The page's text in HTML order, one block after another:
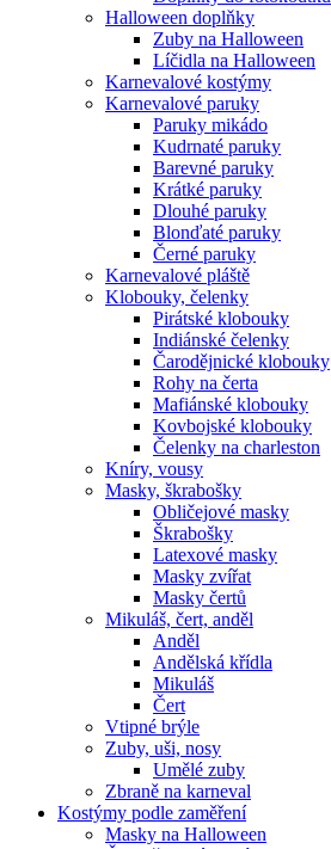
Halloween doplňky
Zuby na Halloween
Líčidla na Halloween
Karnevalové kostýmy
Karnevalové paruky
Paruky mikádo
Kudrnaté paruky
Barevné paruky
Krátké paruky
Dlouhé paruky
Blonďaté paruky
Černé paruky
Karnevalové pláště
Klobouky, čelenky
Pirátské klobouky
Indiánské čelenky
Čarodějnické klobouky
Rohy na čerta
Mafiánské klobouky
Kovbojské klobouky
Čelenky na charleston
Kníry, vousy
Masky, škrabošky
Obličejové masky
Škrabošky
Latexové masky
Masky zvířat
Masky čertů
Mikuláš, čert, anděl
Anděl
Andělská křídla
Mikuláš
Čert
Vtipné brýle
Zuby, uši, nosy
Umělé zuby
Zbraně na karneval
Kostýmy podle zaměření
Masky na Halloween